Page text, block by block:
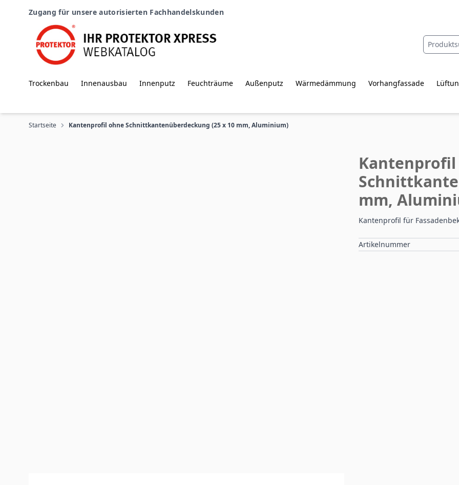
Zugang für unsere autorisierten Fachhandelskunden
Trockenbau Innenausbau Innenputz Feuchträume Außenputz Wärmedämmung Vorhangfassade
Startseite Kantenprofil ohne Schnittkantenüberdeckung (25 x 10 mm, Aluminium)
mm,
Kantenprofil für
Artikelnummer